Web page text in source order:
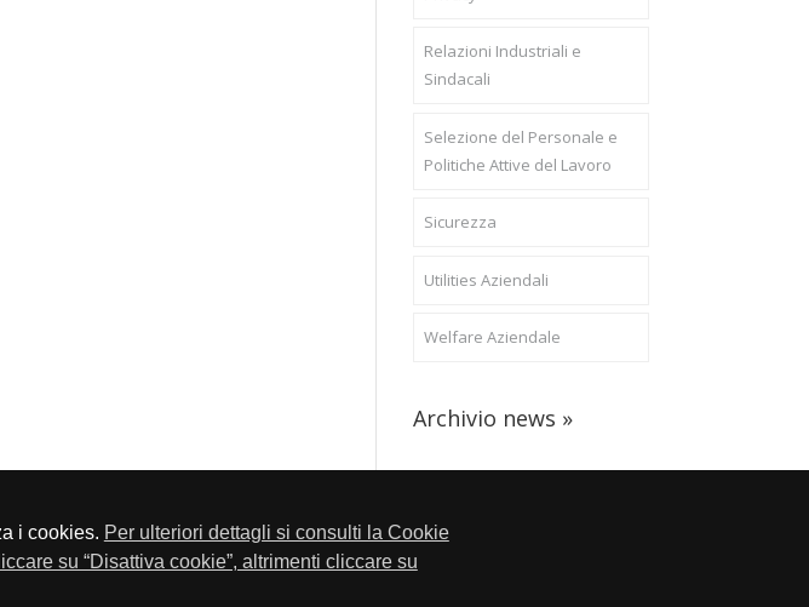
i cookies. Per ulteriori dettagli si consulti la Cookie
su “Disattiva cookie”, altrimenti cliccare su
Relazioni Industriali e
Sindacali
Selezione del Personale e
Politiche Attive del Lavoro
Sicurezza
Utilities Aziendali
Welfare Aziendale
Archivio news »
- Fax 030-2304108